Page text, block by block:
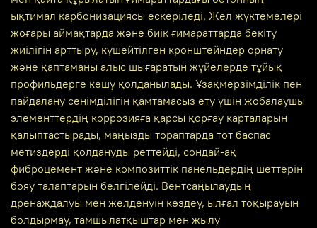
ықтимал карбонизациясы ескеріледі. Жел жүктемелері
жоғары аймақтарда және биік ғимараттарда бекіту
жиілігін арттыру, күшейтілген кронштейндер орнату
және қаптаманы алыс шығаратын жүйелерде тұйық
профильдерге көшу қолданылады. Ұзақмерзімділік пен
пайдалану сенімділігін қамтамасыз ету үшін жобалаушы
элементтердің коррозияға қарсы қорғау карталарын
қалыптастырады, маңызды тораптарда тот баспас
метиздерді қолдануды реттейді, сондай-ақ
фиброцемент және композиттік панельдердің шеттерін
бояу талаптарын белгілейді. Вентсаңылаудың
дренаждалуы мен желденуін көздеу, ылғал тоқырауын
болдырмау, тамшылатқыштар мен жылу